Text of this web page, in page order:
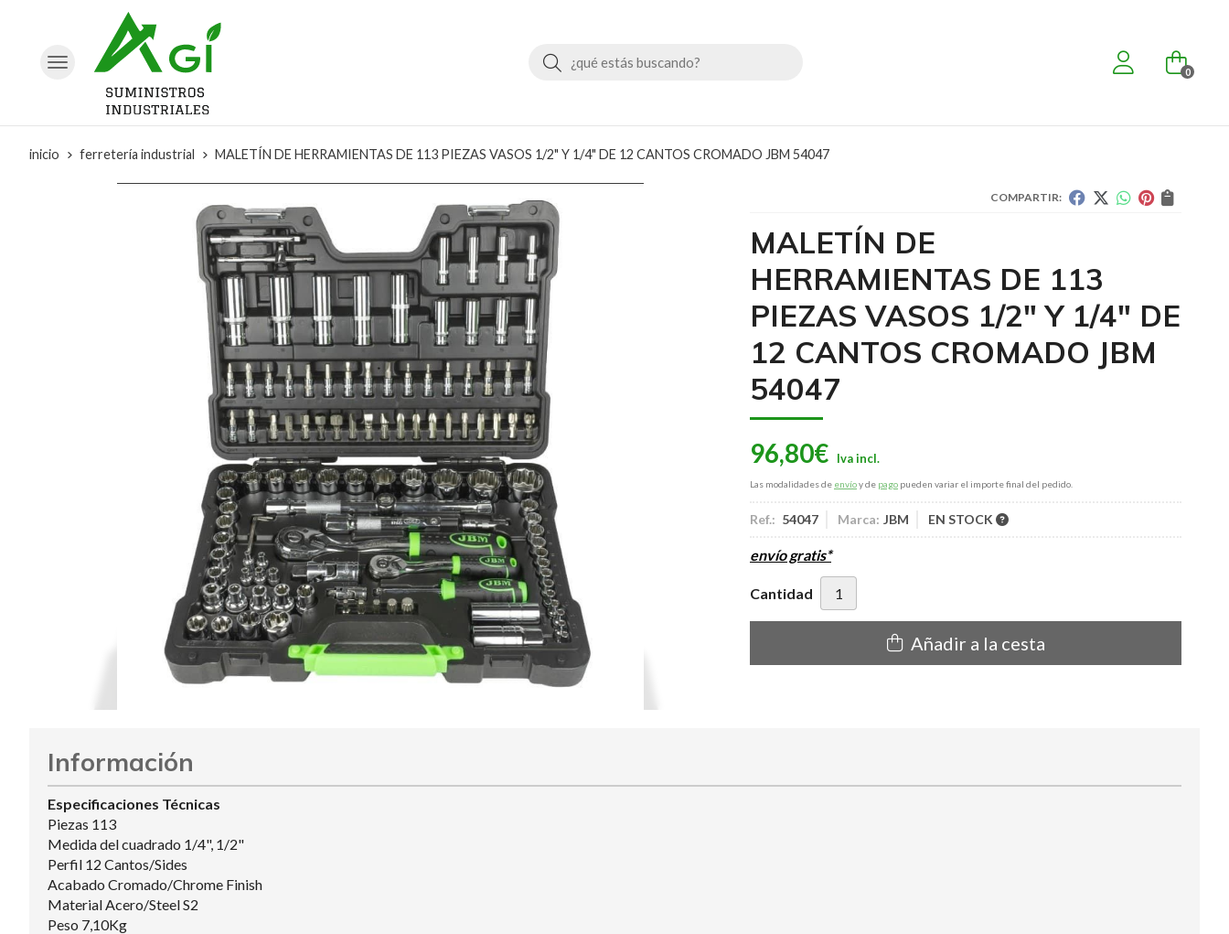
Buscar 0
inicio ferretería industrial MALETÍN DE HERRAMIENTAS DE 113 PIEZAS VASOS 1/2" Y 1/4" DE 12 CANTOS CROMADO JBM 54047
COMPARTIR:
MALETÍN DE
HERRAMIENTAS DE 113
PIEZAS VASOS 1/2" Y 1/4" DE
12 CANTOS CROMADO JBM
54047
96,80€
Las modalidades de envíoy de pago pueden variar el importe final del pedido.
Ref.: 54047 Marca: JBM EN STOCK
envío gratis*
Cantidad
Añadir a la cesta
Información
Especificaciones Técnicas
Piezas 113
Medida del cuadrado 1/4", 1/2"
Perfil 12 Cantos/Sides
Acabado Cromado/Chrome Finish
Material Acero/Steel S2
Peso 7,10Kg